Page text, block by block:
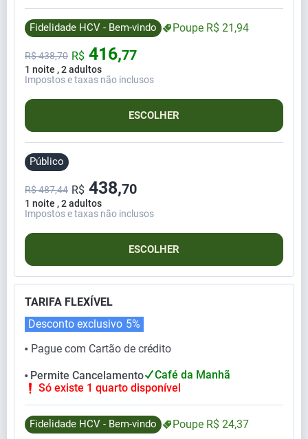
Fidelidade HCV - Bem-vindo Poupe R$ 21,94
1 noite , 2 adultos
R$438,70 R$ 416,77
Impostos e taxas não inclusos
ESCOLHER
Público
1 noite , 2 adultos
R$ 487,44 R$ 438,70
Impostos e taxas não inclusos
ESCOLHER
TARIFA FLEXÍVEL
⬤ Pague com Cartão de crédito
Desconto exclusivo 5%
⬤ Permite Cancelamento
Café da Manhã
Só existe 1 quarto disponível
Fidelidade HCV - Bem-vindo Poupe R$ 24,37